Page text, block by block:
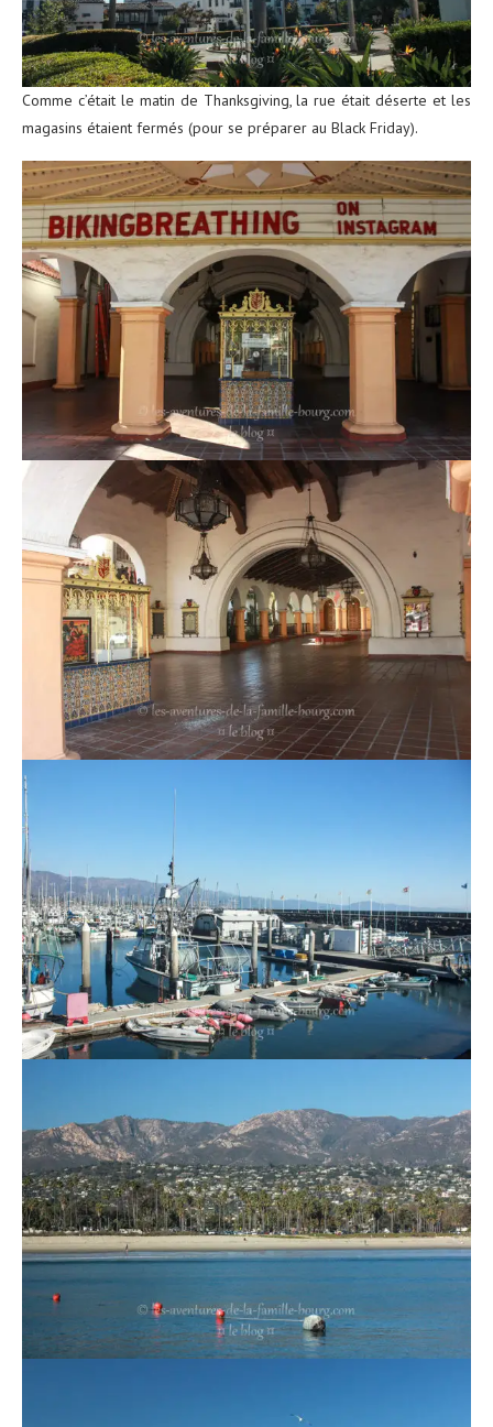
Comme c’était le matin de Thanksgiving, la rue était déserte et les
magasins étaient fermés (pour se préparer au Black Friday).